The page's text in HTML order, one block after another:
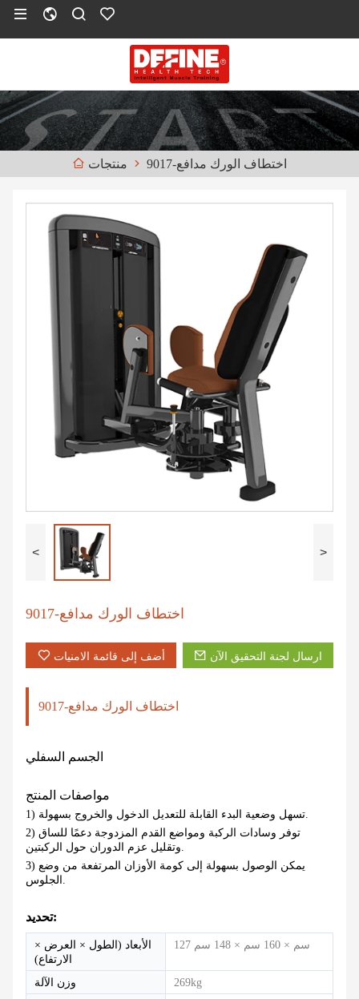
منتجات اختطاف الورك مدافع-9017
< >
اختطاف الورك مدافع-9017
أضف إلى قائمة الامنيات ارسال لجنة التحقيق الآن
اختطاف الورك مدافع-9017
الجسم السفلي
مواصفات المنتج
1) تسهل وضعية البدء القابلة للتعديل الدخول والخروج بسهولة.
2) توفر وسادات الركبة ومواضع القدم المزدوجة دعمًا للساق
وتقليل عزم الدوران حول الركبتين.
3) يمكن الوصول بسهولة إلى كومة الأوزان المرتفعة من وضع
الجلوس.
تحديد:
الأبعاد (الطول × العرض ×
الارتفاع)
127 سم × 160 سم × 148 سم
وزن الآلة
269kg